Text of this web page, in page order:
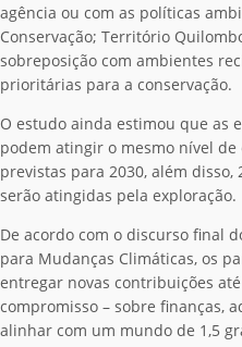
agência ou com as políticas
Conservação; Território
sobreposição com ambientes
prioritárias para a conservação.
O estudo ainda estimou que as
podem atingir o mesmo nível de
previstas para 2030, além
serão atingidas pela exploração.
De acordo com o discurso final
para Mudanças Climáticas, os
entregar novas contribuições
compromisso – sobre finanças,
alinhar com um mundo de 1,5